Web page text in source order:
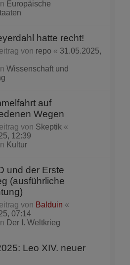
Europäische
hatte recht!
von repo « 31.05.2025,
Wissenschaft und
auf
Wegen
von Skeptik «
12:39
Kultur
und der Erste
(ausführliche
von Balduin «
07:14
Der I. Weltkrieg
Leo XIV. neuer